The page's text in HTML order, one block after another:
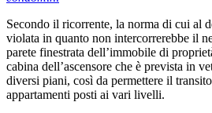
Secondo il ricorrente, la norma di cui al
violata in quanto non intercorrerebbe il
parete finestrata dell’immobile di
cabina dell’ascensore che è prevista in
diversi piani, così da permettere il
appartamenti posti ai vari livelli.